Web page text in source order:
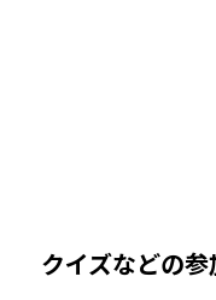
クイズなどの